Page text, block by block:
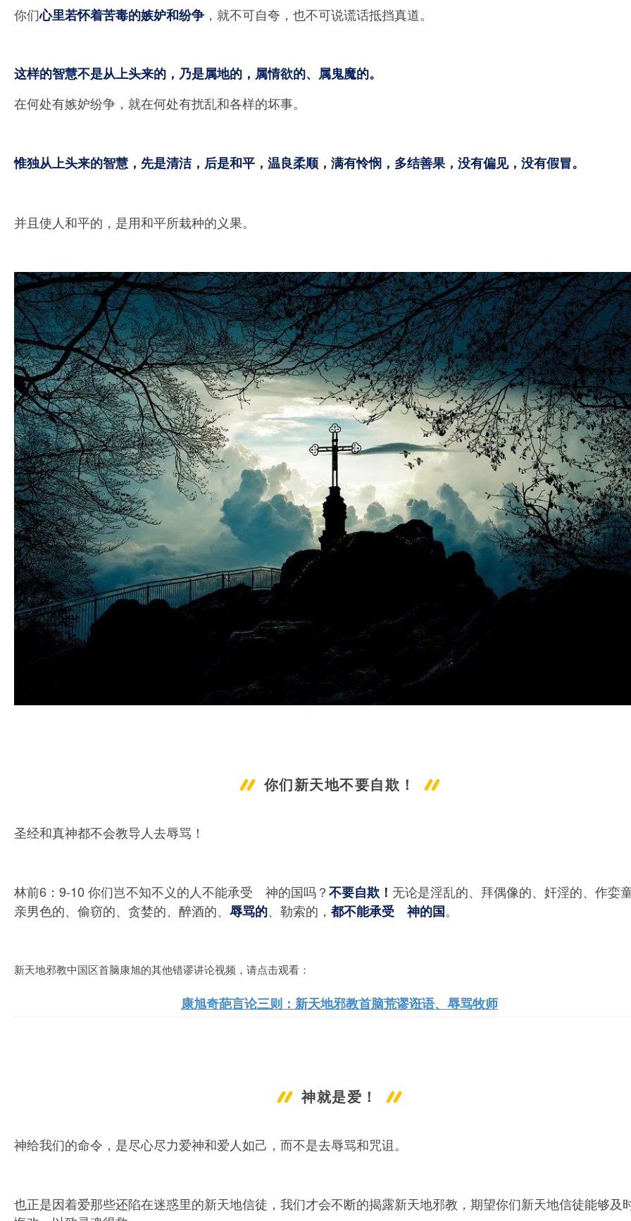
你们心里若怀着苦毒的嫉妒和纷争 ，就不可自夸，也不可说谎话抵挡真道。
这样的智慧不是从上头来的，乃是属地的，属情欲的、属鬼魔的。
在何处有嫉妒纷争，就在何处有扰乱和各样的坏事。
惟独从上头来的智慧，先是清洁，后是和平，温良柔顺，满有怜悯，多结善果，没有偏见，没有假冒。
并且使人和平的，是用和平所栽种的义果。
你们新天地不要自欺！
圣经和真神都不会教导人去辱骂！
林前6：9-10 你们岂不知不义的人不能承受 神的国吗？不要自欺！ 无论是淫乱的、拜偶像的、奸淫的、作娈
亲男色的、偷窃的、贪婪的、醉酒的、 辱骂的、勒索的， 都不能承受 神的国。
新天地邪教中国区首脑康旭的其他错谬讲论视频，请点击观看：
康旭奇葩言论三则：新天地邪教首脑荒谬诳语、辱骂牧师
神就是爱！
神给我们的命令，是尽心尽力爱神和爱人如己，而不是去辱骂和咒诅。
也正是因着爱那些还陷在迷惑里的新天地信徒，我们才会不断的揭露新天地邪教，期望你们新天地信徒能够及